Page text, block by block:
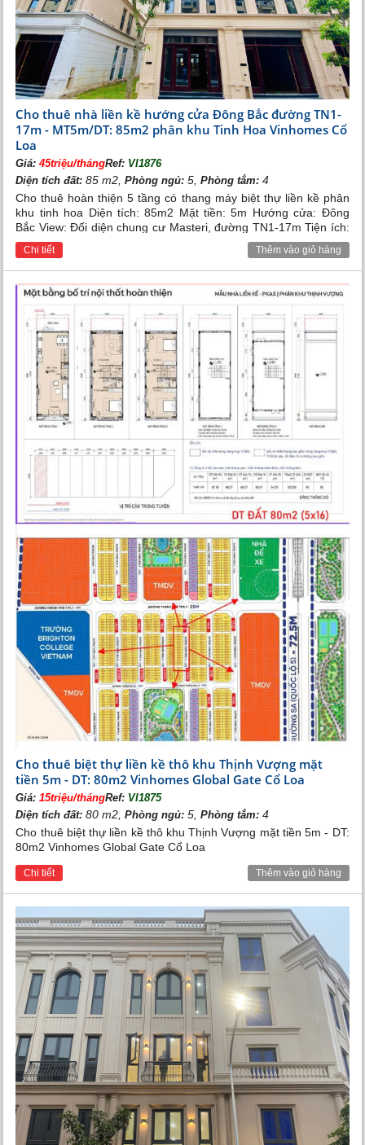
Cho thuê nhà liền kề hướng cửa Đông Bắc đường TN1-
17m - MT5m/DT: 85m2 phân khu Tinh Hoa Vinhomes Cổ
Loa
Giá:45triệu/thángRef: VI1876
Diện tích đất: 85 m2,Phòng ngủ: 5,Phòng tắm: 4
Cho thuê hoàn thiện 5 tầng có thang máy biệt thự liền kề phân
khu tinh hoa Diện tích: 85m2 Mặt tiền: 5m Hướng cửa: Đông
Bắc View: Đối diện chung cư Masteri, đường TN1-17m Tiện ích:
Gần công viên nội khu, TMDV, QL5 Giá: 45tr
Chi tiết Thêm vào giỏ hàng
Cho thuê biệt thự liền kề thô khu Thịnh Vượng mặt
tiền 5m - DT: 80m2 Vinhomes Global Gate Cổ Loa
Giá:15triệu/thángRef: VI1875
Diện tích đất: 80 m2,Phòng ngủ: 5,Phòng tắm: 4
Cho thuê biệt thự liền kề thô khu Thịnh Vượng mặt tiền 5m - DT:
80m2 Vinhomes Global Gate Cổ Loa
Chi tiết Thêm vào giỏ hàng